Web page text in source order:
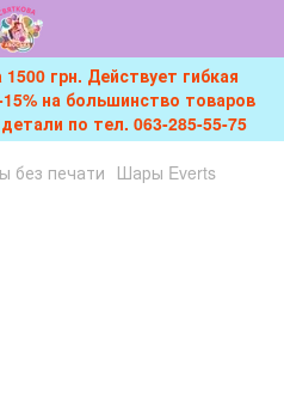
грн. Действует гибкая
на большинство товаров
по тел. 063-285-55-75
без печати Шары Everts